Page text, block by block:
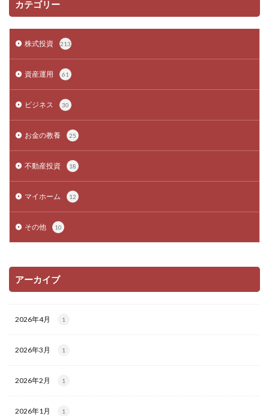
カテゴリー
株式投資 213
資産運用 61
ビジネス 30
お金の教養 25
不動産投資 18
マイホーム 12
その他 10
アーカイブ
2026年4月 1
2026年3月 1
2026年2月 1
2026年1月 1